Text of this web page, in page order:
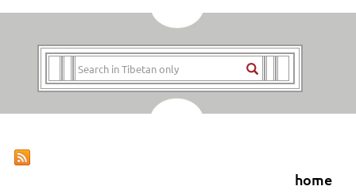
བཞུགས་སོ།།
གཞོན་ནུ་བློ་གྲོས།
View
ཚད་མ་རྣམ་འགྲེལ་གྱི་འགྲེལ་པ་རིགས་
home